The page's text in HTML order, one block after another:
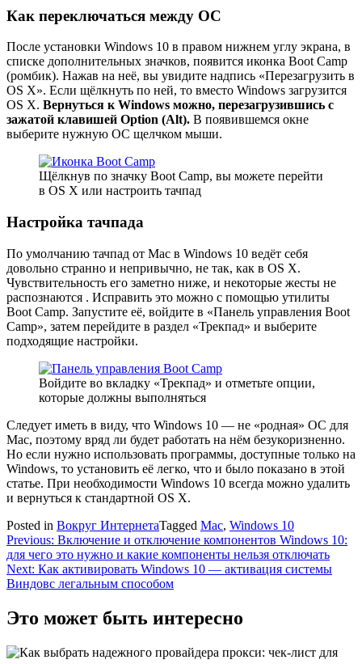
Как переключаться между ОС
После установки Windows 10 в правом нижнем углу экрана, в
списке дополнительных значков, появится иконка Boot Camp
(ромбик). Нажав на неё, вы увидите надпись «Перезагрузить в
OS X». Если щёлкнуть по ней, то вместо Windows загрузится
OS X. Вернуться к Windows можно, перезагрузившись с
зажатой клавишей Option (Alt). В появившемся окне
выберите нужную ОС щелчком мыши.
Щёлкнув по значку Boot Camp, вы можете перейти
в OS X или настроить тачпад
Настройка тачпада
По умолчанию тачпад от Mac в Windows 10 ведёт себя
довольно странно и непривычно, не так, как в OS X.
Чувствительность его заметно ниже, и некоторые жесты не
распознаются . Исправить это можно с помощью утилиты
Boot Camp. Запустите её, войдите в «Панель управления Boot
Camp», затем перейдите в раздел «Трекпад» и выберите
подходящие настройки.
Войдите во вкладку «Трекпад» и отметьте опции,
которые должны выполняться
Следует иметь в виду, что Windows 10 — не «родная» ОС для
Mac, поэтому вряд ли будет работать на нём безукоризненно.
Но если нужно использовать программы, доступные только на
Windows, то установить её легко, что и было показано в этой
статье. При необходимости Windows 10 всегда можно удалить
и вернуться к стандартной OS X.
Posted in Вокруг ИнтернетаTagged Mac, Windows 10
Навигация
по
записям
Previous: Включение и отключение компонентов Windows 10:
для чего это нужно и какие компоненты нельзя отключать
Next: Как активировать Windows 10 — активация системы
Виндовс легальным способом
Это может быть интересно